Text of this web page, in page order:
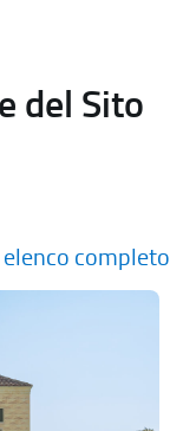
del Sito
elenco completo